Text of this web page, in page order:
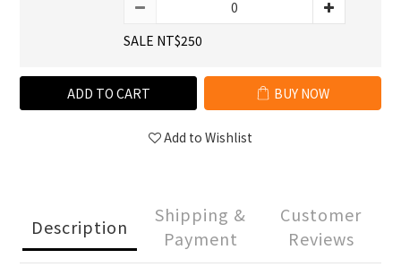
SALE NT$250
ADD TO CART BUY NOW
Add to Wishlist
Description
Shipping &
Payment
Customer
Reviews